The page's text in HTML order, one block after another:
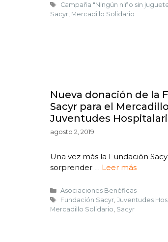
Campaña "Ningún niño sin
Sacyr Mercadillo Solidario
Nueva donación de la
Sacyr para el
Juventudes
agosto 2, 2019
Una vez más la Fundación
sorprender … Leer más
Asociaciones Benéficas
Fundación Sacyr, Juventudes
Mercadillo Solidario Sacyr